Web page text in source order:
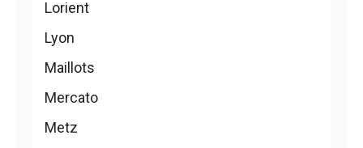
Lorient
Lyon
Maillots
Mercato
Metz